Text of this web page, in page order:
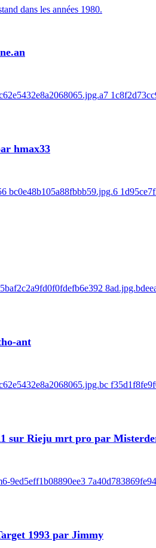
dans les années 1980.
hmax33
bc0e48b105a88fbbb59.jpg.6
ant
sur Rieju mrt pro par
1993 par Jimmy